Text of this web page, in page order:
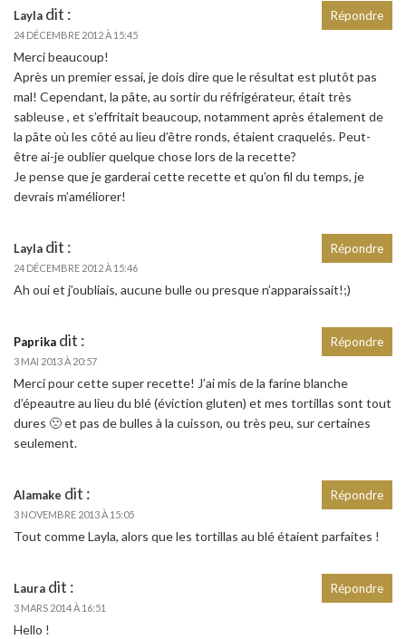
Layla dit :
24 DÉCEMBRE 2012 À 15:45
Merci beaucoup!
Après un premier essai, je dois dire que le résultat est plutôt pas
mal! Cependant, la pâte, au sortir du réfrigérateur, était très
sableuse , et s’effritait beaucoup, notamment après étalement de
la pâte où les côté au lieu d’être ronds, étaient craquelés. Peut-
être ai-je oublier quelque chose lors de la recette?
Je pense que je garderai cette recette et qu’on fil du temps, je
devrais m’améliorer!
Répondre
Layla dit :
24 DÉCEMBRE 2012 À 15:46
Ah oui et j’oubliais, aucune bulle ou presque n’apparaissait!;)
Répondre
Paprika dit :
3 MAI 2013 À 20:57
Merci pour cette super recette! J’ai mis de la farine blanche
d’épeautre au lieu du blé (éviction gluten) et mes tortillas sont tout
dures 🙁 et pas de bulles à la cuisson, ou très peu, sur certaines
seulement.
Répondre
Alamake dit :
3 NOVEMBRE 2013 À 15:05
Tout comme Layla, alors que les tortillas au blé étaient parfaites !
Répondre
Laura dit :
3 MARS 2014 À 16:51
Hello !
Répondre